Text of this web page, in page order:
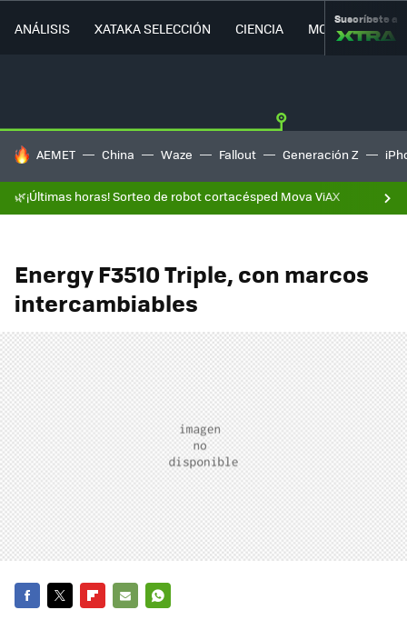
ANÁLISIS XATAKA SELECCIÓN CIENCIA MOVILIDAD
Suscríbete a
HOY SE HABLA DE
AEMET China Waze Fallout Generación Z
🌿¡Últimas horas! Sorteo de robot cortacésped Mova ViAX
Energy F3510 Triple, con marcos
intercambiables